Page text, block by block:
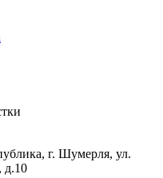
г. Шумерля, ул.
д.10